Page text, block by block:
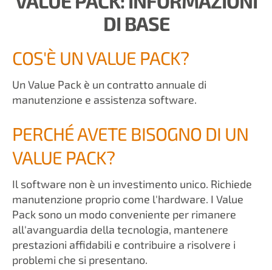
DI BASE
COS'È UN VALUE PACK?
Un Value Pack è un contratto annuale di
manutenzione e assistenza software.
PERCHÉ AVETE BISOGNO DI UN
VALUE PACK?
Il software non è un investimento unico. Richiede
manutenzione proprio come l'hardware. I Value
Pack sono un modo conveniente per rimanere
all'avanguardia della tecnologia, mantenere
prestazioni affidabili e contribuire a risolvere i
problemi che si presentano.